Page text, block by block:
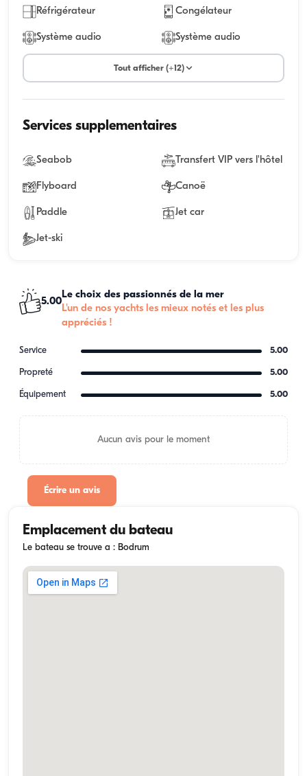
Réfrigérateur Congélateur
Système audio Système audio
Tout afficher (+12)
Services supplementaires
Seabob Transfert VIP vers l'hôtel
Flyboard Canoë
Paddle Jet car
Jet-ski
5.00
Le choix des passionnés de la mer
L'un de nos yachts les mieux notés et les plus
appréciés !
Service 5.00
Propreté 5.00
Équipement 5.00
Aucun avis pour le moment
Écrire un avis
Emplacement du bateau
Le bateau se trouve a : Bodrum